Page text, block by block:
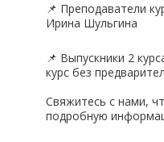
📌 Преподаватели
Ирина Шульгина
📌 Выпускники 2
курс без
Свяжитесь с нами,
подробную